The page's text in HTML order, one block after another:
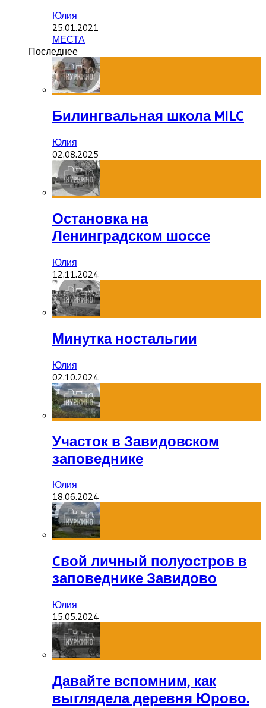
Юлия
25.01.2021
МЕСТА
Последнее
Билингвальная школа MILC
Юлия
02.08.2025
Остановка на
Ленинградском шоссе
Юлия
12.11.2024
Минутка ностальгии
Юлия
02.10.2024
Участок в Завидовском
заповеднике
Юлия
18.06.2024
Cвой личный полуостров в
заповеднике Завидово
Юлия
15.05.2024
Давайте вспомним, как
выглядела деревня Юрово.